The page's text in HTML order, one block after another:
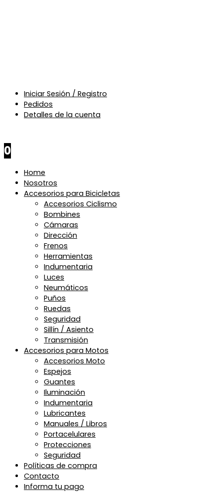
Iniciar Sesión / Registro
Pedidos
Detalles de la cuenta
0
Home
Nosotros
Accesorios para Bicicletas
Accesorios Ciclismo
Bombines
Cámaras
Dirección
Frenos
Herramientas
Indumentaria
Luces
Neumáticos
Puños
Ruedas
Seguridad
Sillín / Asiento
Transmisión
Accesorios para Motos
Accesorios Moto
Espejos
Guantes
Iluminación
Indumentaria
Lubricantes
Manuales / Libros
Portacelulares
Protecciones
Seguridad
Políticas de compra
Contacto
Informa tu pago